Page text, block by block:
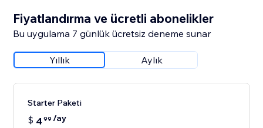
Fiyatlandırma ve ücretli abonelikler
Bu uygulama 7 günlük ücretsiz deneme sunar
Yıllık Aylık
Starter Paketi
$ 4 99 /ay